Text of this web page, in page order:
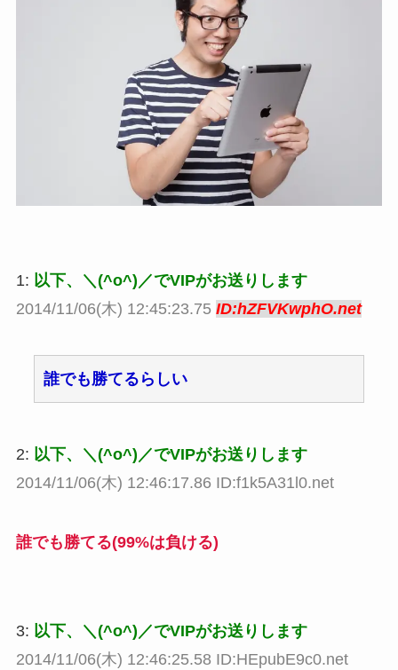
1: 以下、＼(^o^)／でVIPがお送りします
2014/11/06(木) 12:45:23.75 ID:hZFVKwphO.net
誰でも勝てるらしい
2: 以下、＼(^o^)／でVIPがお送りします
2014/11/06(木) 12:46:17.86 ID:f1k5A31l0.net
誰でも勝てる(99%は負ける)
3: 以下、＼(^o^)／でVIPがお送りします
2014/11/06(木) 12:46:25.58 ID:HEpubE9c0.net